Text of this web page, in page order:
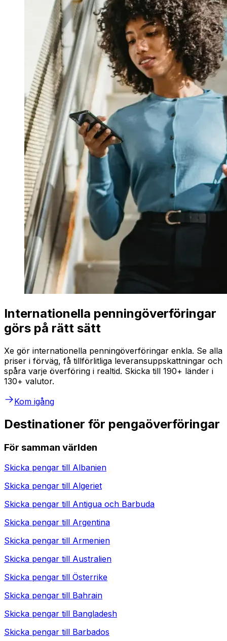
Internationella penningöverföringar
görs på rätt sätt
Xe gör internationella penningöverföringar enkla. Se alla
priser i förväg, få tillförlitliga leveransuppskattningar och
spåra varje överföring i realtid. Skicka till 190+ länder i
130+ valutor.
Kom igång
Destinationer för pengaöverföringar
För samman världen
Skicka pengar till Albanien
Skicka pengar till Algeriet
Skicka pengar till Antigua och Barbuda
Skicka pengar till Argentina
Skicka pengar till Armenien
Skicka pengar till Australien
Skicka pengar till Österrike
Skicka pengar till Bahrain
Skicka pengar till Bangladesh
Skicka pengar till Barbados